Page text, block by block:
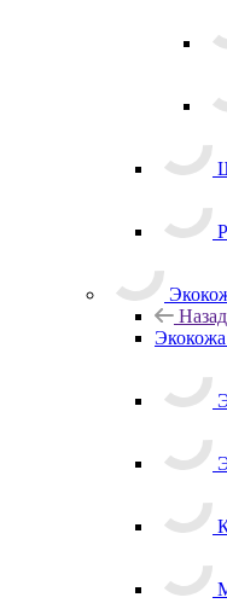
Назад